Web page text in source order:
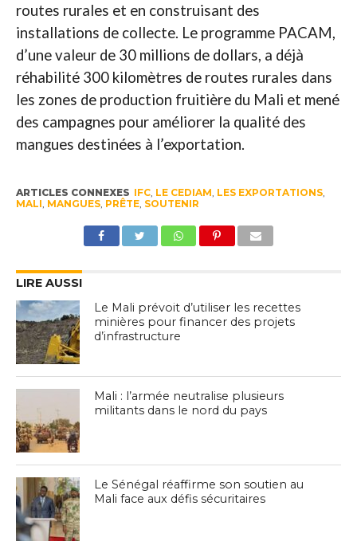
routes rurales et en construisant des
installations de collecte. Le programme PACAM,
d’une valeur de 30 millions de dollars, a déjà
réhabilité 300 kilomètres de routes rurales dans
les zones de production fruitière du Mali et mené
des campagnes pour améliorer la qualité des
mangues destinées à l’exportation.
ARTICLES CONNEXES IFC, LE CEDIAM LES EXPORTATIONS,
MALI MANGUES, PRÊTE, SOUTENIR
LIRE AUSSI
Le Mali prévoit d’utiliser les recettes
minières pour financer des projets
d’infrastructure
Mali : l’armée neutralise plusieurs
militants dans le nord du pays
Le Sénégal réaffirme son soutien au
Mali face aux défis sécuritaires